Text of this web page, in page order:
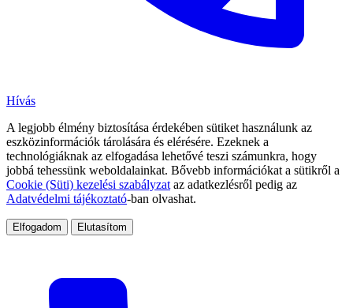
Hívás
A legjobb élmény biztosítása érdekében sütiket használunk az
eszközinformációk tárolására és elérésére. Ezeknek a
technológiáknak az elfogadása lehetővé teszi számunkra, hogy
jobbá tehessünk weboldalainkat. Bővebb információkat a sütikről a
Cookie (Süti) kezelési szabályzat az adatkezlésről pedig az
Adatvédelmi tájékoztató-ban olvashat.
Elfogadom Elutasítom